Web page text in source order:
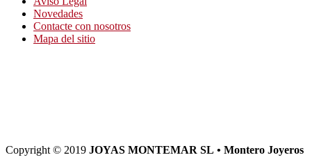
Novedades
Contacte con nosotros
Mapa del sitio
Copyright © 2019 JOYAS MONTEMAR SL • Montero Joyeros